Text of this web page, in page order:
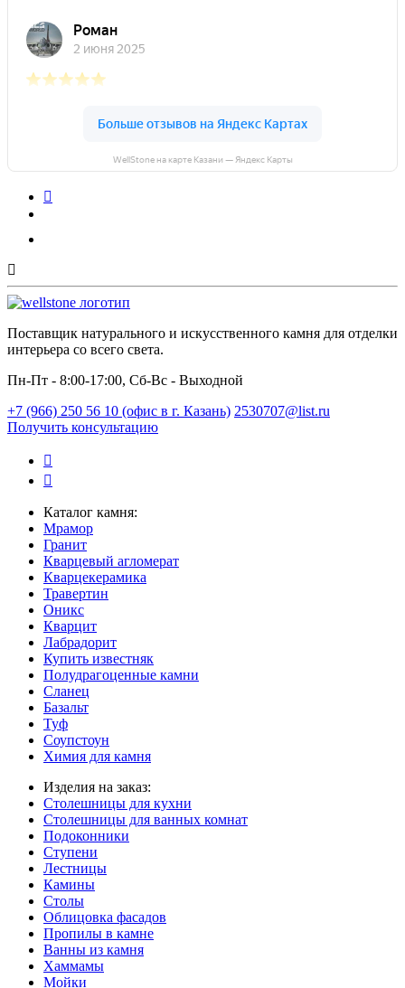
WellStone на карте Казани — Яндекс Карты
Поставщик натурального и искусственного камня для отделки
интерьера со всего света.
Пн-Пт - 8:00-17:00, Сб-Вс - Выходной
+7 (966) 250 56 10 (офис в г. Казань) 2530707@list.ru
Получить консультацию
Каталог камня:
Мрамор
Гранит
Кварцевый агломерат
Кварцекерамика
Травертин
Оникс
Кварцит
Лабрадорит
Купить известняк
Полудрагоценные камни
Сланец
Базальт
Туф
Соупстоун
Химия для камня
Изделия на заказ:
Столешницы для кухни
Столешницы для ванных комнат
Подоконники
Ступени
Лестницы
Камины
Столы
Облицовка фасадов
Пропилы в камне
Ванны из камня
Хаммамы
Мойки